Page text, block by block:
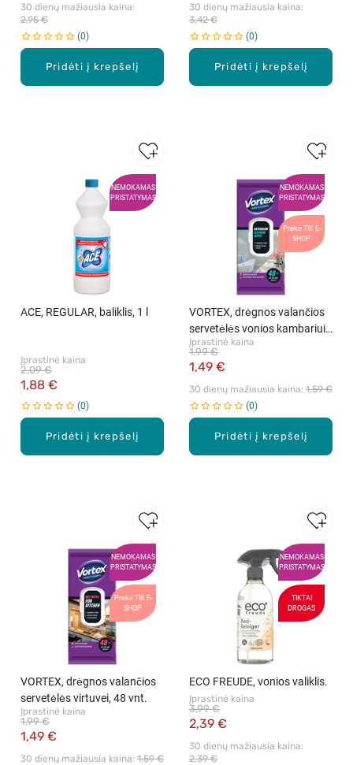
Pridėti į krepšelį
30 dienų mažiausia kaina:
2,95 €
0
Pridėti į krepšelį
30 dienų mažiausia kaina:
3,42 €
0
NEMOKAMAS
PRISTATYMAS
Pridėti į krepšelį
ACE, REGULAR, baliklis, 1 l
Įprastinė kaina
1,88 €
2,09 €
0
NEMOKAMAS
PRISTATYMAS
Prekė TIK E-
SHOP
Pridėti į krepšelį
VORTEX, drėgnos valančios
servetėlės vonios kambariui,
48 vnt.
Įprastinė kaina
1,49 €
1,99 €
30 dienų mažiausia kaina: 1,59 €
0
NEMOKAMAS
PRISTATYMAS
Prekė TIK E-
SHOP
VORTEX, drėgnos valančios
servetėlės virtuvei, 48 vnt.
Įprastinė kaina
1,49 €
1,99 €
30 dienų mažiausia kaina: 1,59 €
NEMOKAMAS
PRISTATYMAS
TIKTAI
DROGAS
ECO FREUDE, vonios valiklis.
Įprastinė kaina
2,39 €
3,99 €
30 dienų mažiausia kaina:
2,39 €